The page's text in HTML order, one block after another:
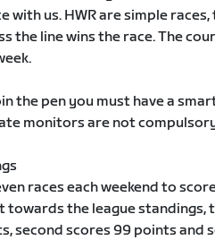
with us. HWR are simple
the line wins the race. The
the pen you must have a
monitors are not
races each weekend to
towards the league standings,
second scores 99 points and